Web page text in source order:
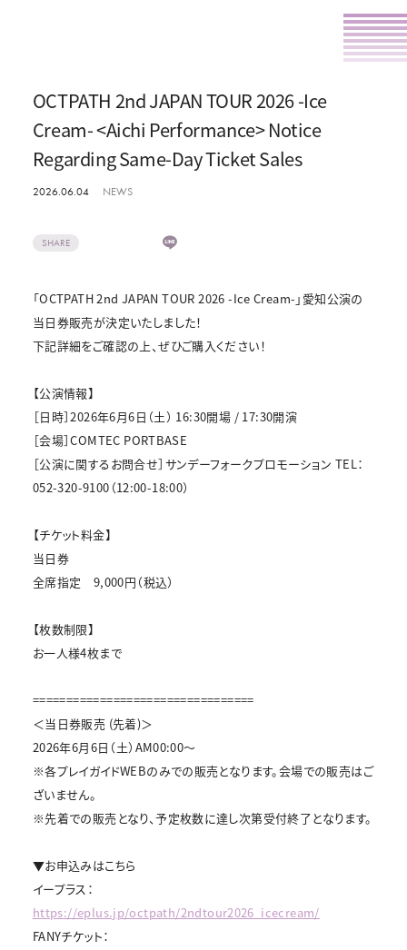
OCTPATH 2nd JAPAN TOUR 2026 -Ice
Cream- <Aichi Performance> Notice
Regarding Same-Day Ticket Sales
2026.06.04 NEWS
SHARE
「OCTPATH 2nd JAPAN TOUR 2026 -Ice Cream-」愛知公演の
当日券販売が決定いたしました！
下記詳細をご確認の上、ぜひご購入ください！
【公演情報】
［日時］2026年6月6日（土） 16:30開場 / 17:30開演
［会場］COMTEC PORTBASE
［公演に関するお問合せ］サンデーフォークプロモーション TEL：
052-320-9100（12:00-18:00）
【チケット料金】
当日券
全席指定 9,000円（税込）
【枚数制限】
お一人様4枚まで
=================================
＜当日券販売 (先着)＞
2026年6月6日（土）AM00:00～
※各プレイガイドWEBのみでの販売となります。会場での販売はご
ざいません。
※先着での販売となり、予定枚数に達し次第受付終了となります。
▼お申込みはこちら
イープラス：
https://eplus.jp/octpath/2ndtour2026_icecream/
FANYチケット：